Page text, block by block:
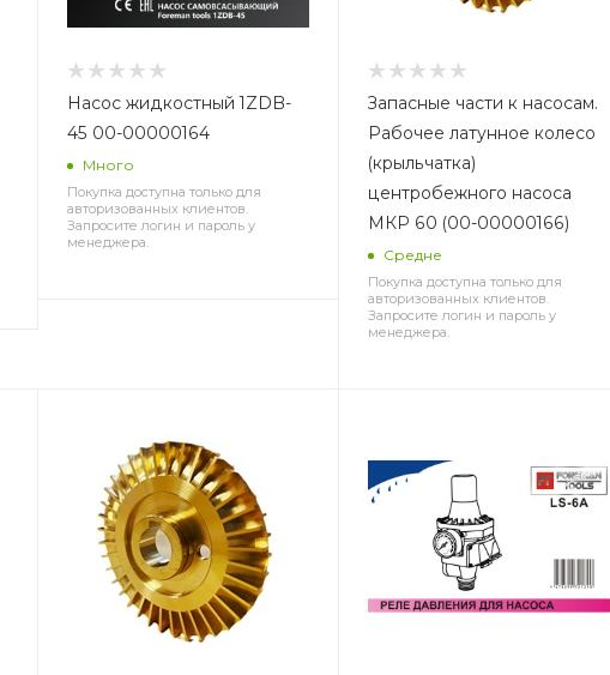
Насос жидкостный 1ZDB-
45 00-00000164
Много
Покупка доступна только для
авторизованных клиентов.
Запросите логин и пароль у
менеджера.
Запасные части к насосам.
Рабочее латунное колесо
(крыльчатка)
центробежного насоса
МКР 60 (00-00000166)
Средне
Покупка доступна только для
авторизованных клиентов.
Запросите логин и пароль у
менеджера.